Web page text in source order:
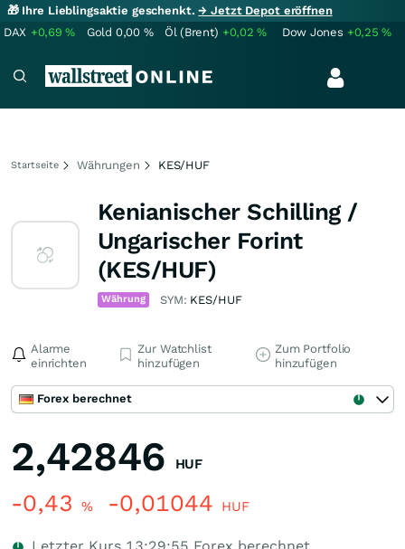
🎁 Ihre Lieblingsaktie geschenkt.→ Jetzt Depot eröffnen
DAX +0,69% Gold 0,00 % Öl (Brent) +0,02% Dow Jones +0,25%
Startseite Währungen KES/HUF
Kenianischer Schilling /
Ungarischer Forint
(KES/HUF)
Währung SYM: KES/HUF
Alarme
einrichten
Zur Watchlist
hinzufügen
Zum Portfolio
hinzufügen
Forex berechnet
2,42846 HUF
-0,43 % -0,01044 HUF